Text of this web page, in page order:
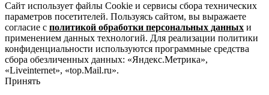
Сайт использует файлы Cookie и сервисы сбора технических
параметров посетителей. Пользуясь сайтом, вы выражаете
согласие с политикой обработки персональных данных и
применением данных технологий. Для реализации политики
конфиденциальности используются программные средства
сбора обезличенных данных: «Яндекс.Метрика»,
«Liveinternet», «top.Mail.ru».
Принять